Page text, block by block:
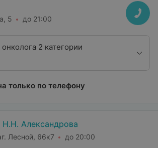
5 до 21:00
2 категории
только по телефону
Александрова
Лесной, 66к7 до 20:00